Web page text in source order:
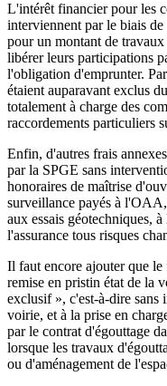
L'intérêt financier pour les
interviennent par le biais
pour un montant de
libérer leurs participations
l'obligation d'emprunter.
étaient auparavant exclus
totalement à charge des
raccordements particuliers
Enfin, d'autres frais
par la SPGE sans
honoraires de maîtrise
surveillance payés à
aux essais géotechniques,
l'assurance tous risques
Il faut encore ajouter que le
remise en pristin état de la
exclusif », c'est-à-dire sans
voirie, et à la prise en
par le contrat d'égouttage
lorsque les travaux
ou d'aménagement de